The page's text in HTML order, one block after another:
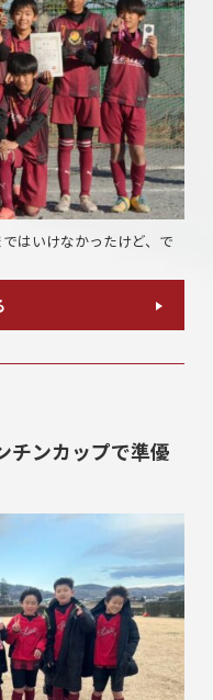
はいけなかったけど、で
チンカップで準優